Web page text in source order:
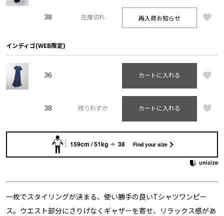
38 在庫切れ 再入荷お知らせ
インディゴ(WEB限定)
36 カートに入れる
38 残りわずか カートに入れる
159cm / 51kg 38 Find your size
一枚でスタイリングが決まる、使い勝手の良いTシャツワンピー
ス。ウエスト部分にさりげなくギャザーを寄せ、リラックス感があ